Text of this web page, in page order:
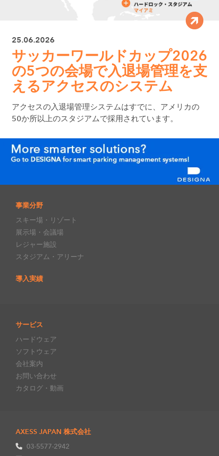
25.06.2026
サッカーワールドカップ2026
の5つの会場で入退場管理を支
えるアクセスのシステム
アクセスの入退場管理システムはすでに、アメリカの
50か所以上のスタジアムで採用されています。
事業分野
スキー場・リゾート
展示場・会議場
レジャー施設
スタジアム・アリーナ
導入実績
サービス
ハードウェア
ソフトウェア
会社案内
お問い合わせ
カタログ・動画
AXESS JAPAN 株式会社
03-5577-2942